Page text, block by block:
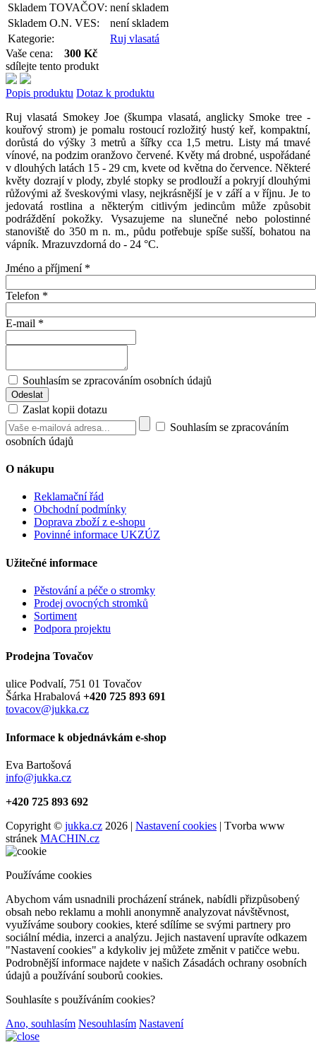
Skladem TOVAČOV: není skladem
Skladem O.N. VES:
není skladem
Kategorie:
Ruj vlasatá
Vaše cena: 300 Kč
sdílejte tento produkt
Popis produktu Dotaz k produktu
Ruj vlasatá Smokey Joe (škumpa vlasatá, anglicky Smoke tree -
kouřový strom) je pomalu rostoucí rozložitý hustý keř, kompaktní,
dorůstá do výšky 3 metrů a šířky cca 1,5 metru. Listy má tmavé
vínové, na podzim oranžovo červené. Květy má drobné, uspořádané
v dlouhých latách 15 - 29 cm, kvete od května do července. Některé
květy dozrají v plody, zbylé stopky se prodlouží a pokryjí dlouhými
růžovými až šveskovými vlasy, nejkrásnější je v září a v říjnu. Je to
jedovatá rostlina a některým citlivým jedincům může způsobit
podráždění pokožky. Vysazujeme na slunečné nebo polostinné
stanoviště do 350 m n. m., půdu potřebuje spíše sušší, bohatou na
vápník. Mrazuvzdorná do - 24 °C.
Jméno a příjmení *
Telefon *
E-mail *
Souhlasím se zpracováním osobních údajů
Zaslat kopii dotazu
Souhlasím se zpracováním
osobních údajů
O nákupu
Reklamační řád
Obchodní podmínky
Doprava zboží z e-shopu
Povinné informace UKZÚZ
Užitečné informace
Pěstování a péče o stromky
Prodej ovocných stromků
Sortiment
Podpora projektu
Prodejna Tovačov
ulice Podvalí, 751 01 Tovačov
Šárka Hrabalová +420 725 893 691
tovacov@jukka.cz
Informace k objednávkám e-shop
Eva Bartošová
info@jukka.cz
+420 725 893 692
Copyright © jukka.cz 2026 | Nastavení cookies | Tvorba www
stránek MACHIN.cz
Používáme cookies
Abychom vám usnadnili procházení stránek, nabídli přizpůsobený
obsah nebo reklamu a mohli anonymně analyzovat návštěvnost,
využíváme soubory cookies, které sdílíme se svými partnery pro
sociální média, inzerci a analýzu. Jejich nastavení upravíte odkazem
"Nastavení cookies" a kdykoliv jej můžete změnit v patičce webu.
Podrobnější informace najdete v našich Zásadách ochrany osobních
údajů a používání souborů cookies.
Souhlasíte s používáním cookies?
Ano, souhlasím Nesouhlasím Nastavení